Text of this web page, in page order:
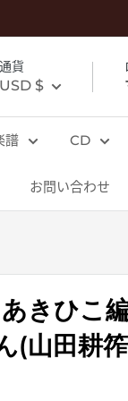
通貨
USD $
譜 CD
お問い合わせ
きひこ
(山田耕